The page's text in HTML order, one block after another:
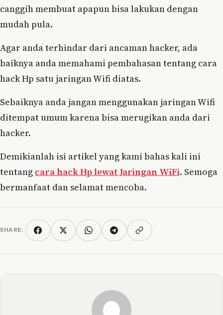
canggih membuat apapun bisa lakukan dengan
mudah pula.
Agar anda terhindar dari ancaman hacker, ada
baiknya anda memahami pembahasan tentang cara
hack Hp satu jaringan Wifi diatas.
Sebaiknya anda jangan menggunakan jaringan Wifi
ditempat umum karena bisa merugikan anda dari
hacker.
Demikianlah isi artikel yang kami bahas kali ini
tentang cara hack Hp lewat Jaringan WiFi. Semoga
bermanfaat dan selamat mencoba.
SHARE: FacebookTwitter/XWhatsAppTelegramCopy link